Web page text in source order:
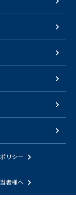
リシー
者様へ